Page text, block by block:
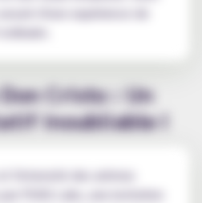
d'une expérience de
Cristo : Un
inoubliable !
l'intensité des arômes
PGVG Labs, une invitation